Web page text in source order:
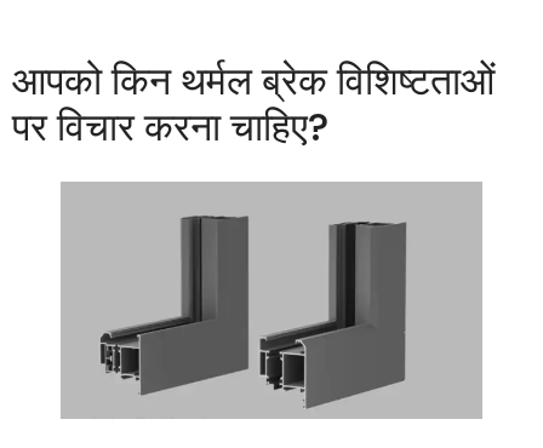
आपको किन थर्मल ब्रेक विशिष्टताओं
पर विचार करना चाहिए?